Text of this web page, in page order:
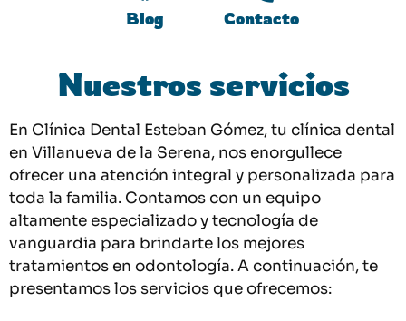
Blog Contacto
Nuestros servicios
En Clínica Dental Esteban Gómez, tu clínica dental
en Villanueva de la Serena, nos enorgullece
ofrecer una atención integral y personalizada para
toda la familia. Contamos con un equipo
altamente especializado y tecnología de
vanguardia para brindarte los mejores
tratamientos en odontología. A continuación, te
presentamos los servicios que ofrecemos: